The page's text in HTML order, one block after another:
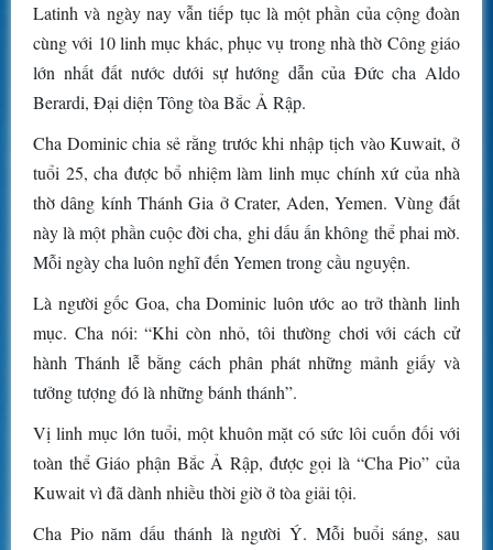
Latinh và ngày nay vẫn tiếp tục là một phần của cộng đoàn
cùng với 10 linh mục khác, phục vụ trong nhà thờ Công giáo
lớn nhất đất nước dưới sự hướng dẫn của Đức cha Aldo
Berardi, Đại diện Tông tòa Bắc Ả Rập.
Cha Dominic chia sẻ rằng trước khi nhập tịch vào Kuwait, ở
tuổi 25, cha được bổ nhiệm làm linh mục chính xứ của nhà
thờ dâng kính Thánh Gia ở Crater, Aden, Yemen. Vùng đất
này là một phần cuộc đời cha, ghi dấu ấn không thể phai mờ.
Mỗi ngày cha luôn nghĩ đến Yemen trong cầu nguyện.
Là người gốc Goa, cha Dominic luôn ước ao trở thành linh
mục. Cha nói: “Khi còn nhỏ, tôi thường chơi với cách cử
hành Thánh lễ bằng cách phân phát những mảnh giấy và
tưởng tượng đó là những bánh thánh”.
Vị linh mục lớn tuổi, một khuôn mặt có sức lôi cuốn đối với
toàn thể Giáo phận Bắc Ả Rập, được gọi là “Cha Pio” của
Kuwait vì đã dành nhiều thời giờ ở tòa giải tội.
Cha Pio năm dấu thánh là người Ý. Mỗi buổi sáng, sau